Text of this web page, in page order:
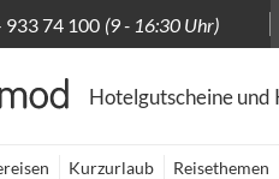
933 74 100 (9 - 16:30 Uhr)
Hotelgutscheine und
Kurzurlaub Reisethemen